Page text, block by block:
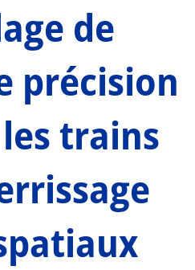
de
précision
trains